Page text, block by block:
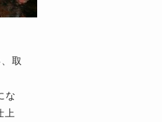
取
な
上